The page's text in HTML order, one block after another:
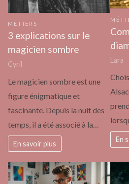
MÉTIERS
3 explications sur le
magicien sombre
Cyril
Le magicien sombre est une
figure énigmatique et
fascinante. Depuis la nuit des
temps, il a été associé à la…
En savoir plus
Lara
En